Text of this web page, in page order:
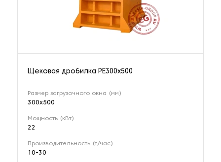
Щековая дробилка РЕ300x500
Размер загрузочного окна (мм)
300x500
Мощность (кВт)
22
Производительность (т/час)
10-30